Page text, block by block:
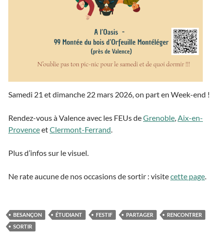
Samedi 21 et dimanche 22 mars 2026, on part en Week-end !
Rendez-vous à Valence avec les FEUs deGrenoble,Aix-en-
ProvenceetClermont-Ferrand.
Plus d’infos sur le visuel.
Ne rate aucune de nos occasions de sortir : visitecette page.
BESANÇON ÉTUDIANT FESTIF PARTAGER
RENCONTRER
SORTIR